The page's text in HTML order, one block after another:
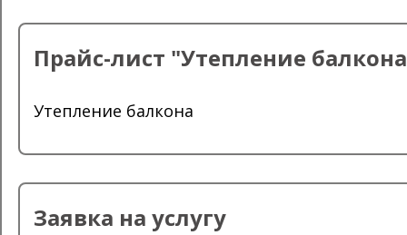
Прайс-лист "Утепление
Утепление балкона
Заявка на услугу